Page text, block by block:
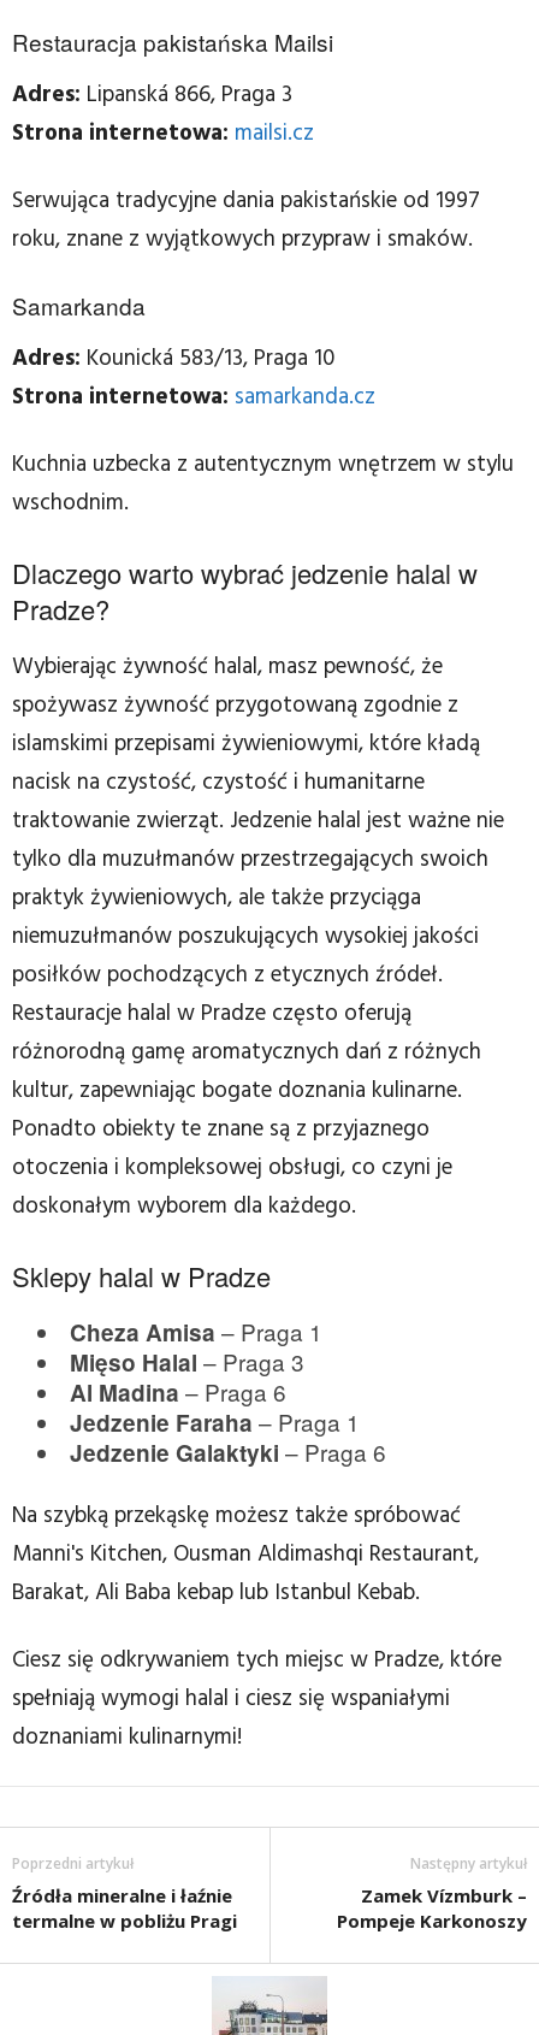
Restauracja pakistańska Mailsi
Adres: Lipanská 866, Praga 3
Strona internetowa: mailsi.cz
Serwująca tradycyjne dania pakistańskie od 1997
roku, znane z wyjątkowych przypraw i smaków.
Samarkanda
Adres: Kounická 583/13, Praga 10
Strona internetowa: samarkanda.cz
Kuchnia uzbecka z autentycznym wnętrzem w stylu
wschodnim.
Dlaczego warto wybrać jedzenie halal w
Pradze?
Wybierając żywność halal, masz pewność, że
spożywasz żywność przygotowaną zgodnie z
islamskimi przepisami żywieniowymi, które kładą
nacisk na czystość, czystość i humanitarne
traktowanie zwierząt. Jedzenie halal jest ważne nie
tylko dla muzułmanów przestrzegających swoich
praktyk żywieniowych, ale także przyciąga
niemuzułmanów poszukujących wysokiej jakości
posiłków pochodzących z etycznych źródeł.
Restauracje halal w Pradze często oferują
różnorodną gamę aromatycznych dań z różnych
kultur, zapewniając bogate doznania kulinarne.
Ponadto obiekty te znane są z przyjaznego
otoczenia i kompleksowej obsługi, co czyni je
doskonałym wyborem dla każdego.
Sklepy halal w Pradze
Cheza Amisa – Praga 1
Mięso Halal – Praga 3
Al Madina – Praga 6
Jedzenie Faraha – Praga 1
Jedzenie Galaktyki – Praga 6
Na szybką przekąskę możesz także spróbować
Manni's Kitchen, Ousman Aldimashqi Restaurant,
Barakat, Ali Baba kebap lub Istanbul Kebab.
Ciesz się odkrywaniem tych miejsc w Pradze, które
spełniają wymogi halal i ciesz się wspaniałymi
doznaniami kulinarnymi!
Poprzedni artykuł
Źródła mineralne i łaźnie
termalne w pobliżu Pragi
Następny artykuł
Zamek Vízmburk –
Pompeje Karkonoszy